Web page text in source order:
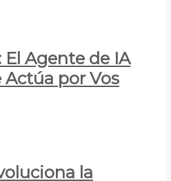
El Agente de IA
por Vos
la